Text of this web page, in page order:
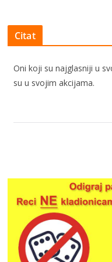
Citat
Oni koji su najglasniji u
su u svojim akcijama.